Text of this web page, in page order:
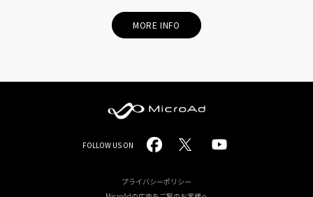
MORE INFO
MicroAd
-
Redesigning
FOLLOW US ON
プライバシーポリシー